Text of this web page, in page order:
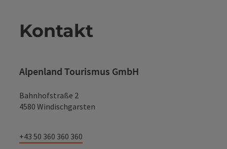
Kontakt
Alpenland Tourismus GmbH
Bahnhofstraße 2
4580 Windischgarsten
+43 50 360 360 360